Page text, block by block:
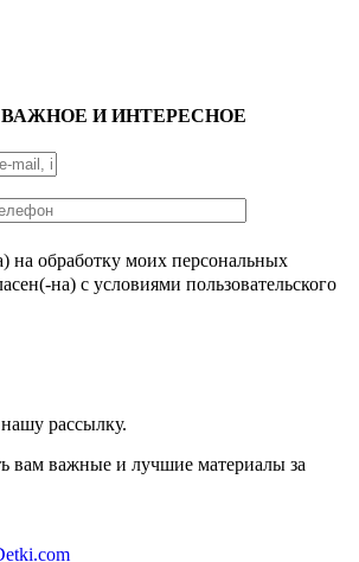
И ИНТЕРЕСНОЕ
на обработку моих персональных
на) с условиями пользовательского
рассылку.
вам важные и лучшие материалы за